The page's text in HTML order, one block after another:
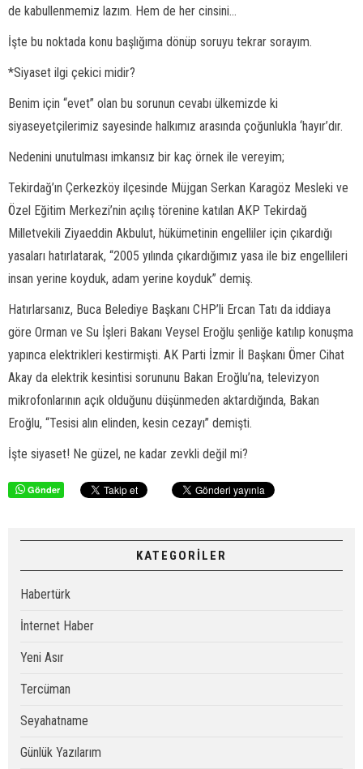
de kabullenmemiz lazım. Hem de her cinsini...
İşte bu noktada konu başlığıma dönüp soruyu tekrar sorayım.
*Siyaset ilgi çekici midir?
Benim için “evet” olan bu sorunun cevabı ülkemizde ki
siyaseyetçilerimiz sayesinde halkımız arasında çoğunlukla ‘hayır’dır.
Nedenini unutulması imkansız bir kaç örnek ile vereyim;
Tekirdağ’ın Çerkezköy ilçesinde Müjgan Serkan Karagöz Mesleki ve
Özel Eğitim Merkezi’nin açılış törenine katılan AKP Tekirdağ
Milletvekili Ziyaeddin Akbulut, hükümetinin engelliler için çıkardığı
yasaları hatırlatarak, “2005 yılında çıkardığımız yasa ile biz engellileri
insan yerine koyduk, adam yerine koyduk” demiş.
Hatırlarsanız, Buca Belediye Başkanı CHP’li Ercan Tatı da iddiaya
göre Orman ve Su İşleri Bakanı Veysel Eroğlu şenliğe katılıp konuşma
yapınca elektrikleri kestirmişti. AK Parti İzmir İl Başkanı Ömer Cihat
Akay da elektrik kesintisi sorununu Bakan Eroğlu’na, televizyon
mikrofonlarının açık olduğunu düşünmeden aktardığında, Bakan
Eroğlu, “Tesisi alın elinden, kesin cezayı” demişti.
İşte siyaset! Ne güzel, ne kadar zevkli değil mi?
Gönder
KATEGORİLER
Habertürk
İnternet Haber
Yeni Asır
Tercüman
Seyahatname
Günlük Yazılarım